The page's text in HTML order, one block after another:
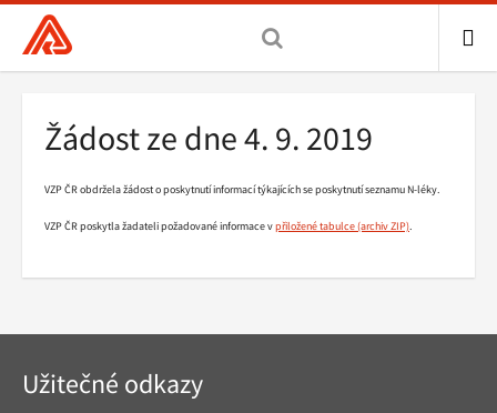
Všeobecná
zdravotní
hlavní
Drobečková
navigace
Žádost ze dne 4. 9. 2019
VZP ČR obdržela žádost o poskytnutí informací týkajících se poskytnutí seznamu N-léky.
VZP ČR poskytla žadateli požadované informace vpřiložené tabulce .
Navigace
v
Užitečné odkazy